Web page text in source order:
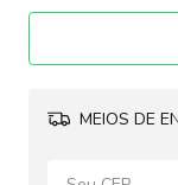
MEIOS DE